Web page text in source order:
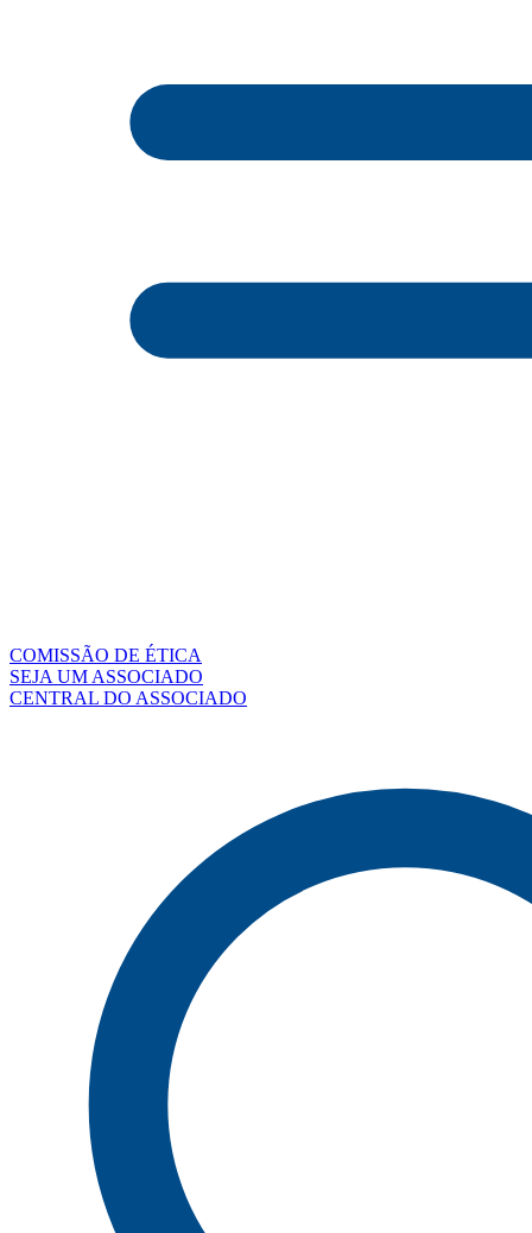
COMISSÃO DE ÉTICA
SEJA UM ASSOCIADO
CENTRAL DO ASSOCIADO